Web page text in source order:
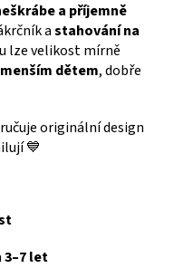
a příjemně
astahování na
lze velikost mírně
menším dětem, dobře
originální design
💙
3–7 let